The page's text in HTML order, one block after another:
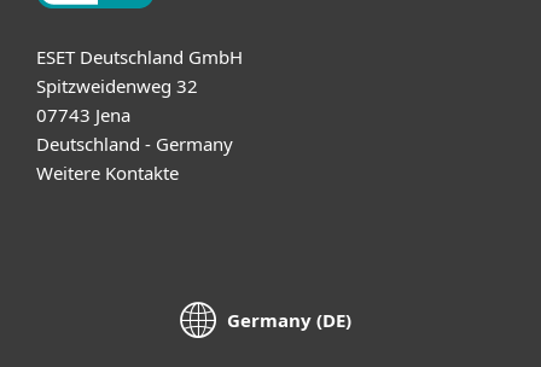
ESET Deutschland GmbH
Spitzweidenweg 32
07743 Jena
Deutschland - Germany
Weitere Kontakte
Germany (DE)